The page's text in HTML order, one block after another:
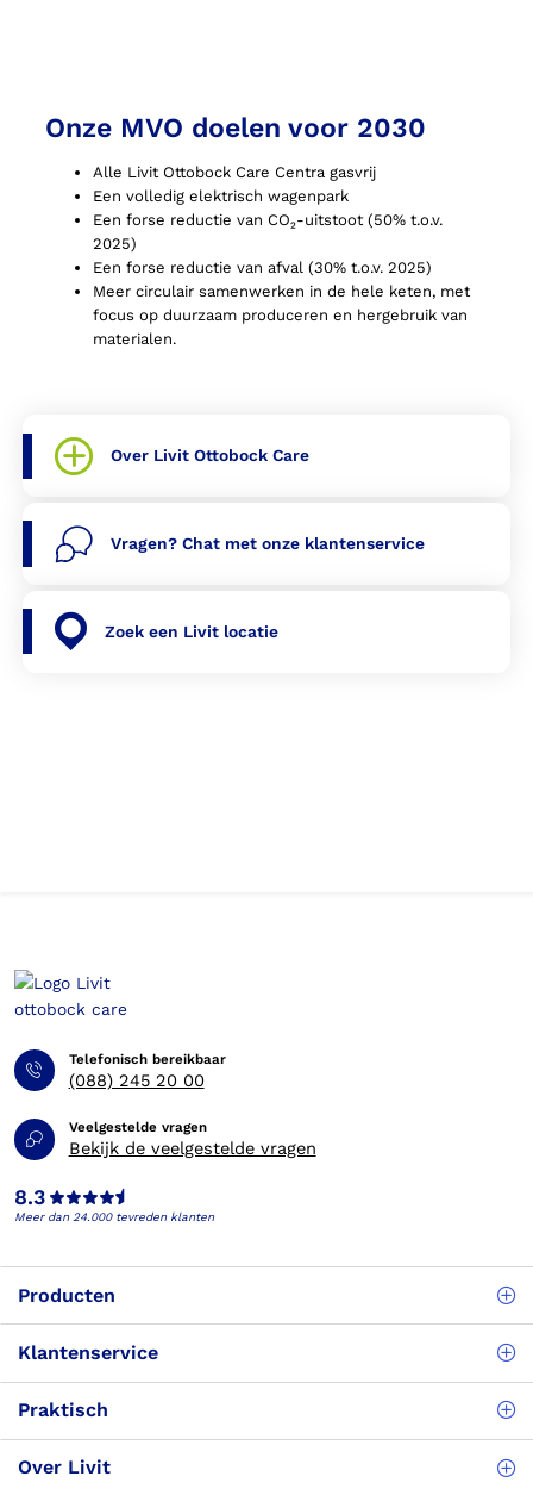
Onze MVO doelen voor 2030
Alle Livit Ottobock Care Centra gasvrij
Een volledig elektrisch wagenpark
Een forse reductie van CO₂-uitstoot (50% t.o.v.
2025)
Een forse reductie van afval (30% t.o.v. 2025)
Meer circulair samenwerken in de hele keten, met
focus op duurzaam produceren en hergebruik van
materialen.
Over Livit Ottobock Care
Vragen? Chat met onze klantenservice
Zoek een Livit locatie
Telefonisch bereikbaar
(088) 245 20 00
Veelgestelde vragen
Bekijk de veelgestelde vragen
8.3
Meer dan 24.000 tevreden klanten
Producten
Klantenservice
Praktisch
Over Livit